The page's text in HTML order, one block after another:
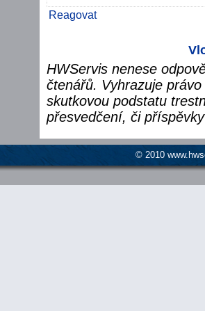
Reagovat
HWServis nenese
čtenářů. Vyhrazuje
skutkovou podstatu
přesvedčení, či
© 2010